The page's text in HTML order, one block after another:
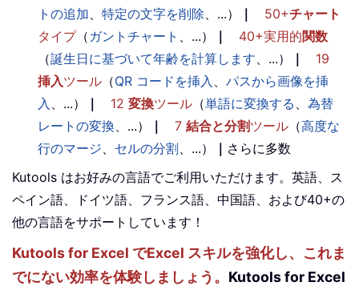
トの追加
特定の文字を削除 、...） ｜ 50+チャート
タイプ（ ガントチャート 、...） ｜ 40+実用的関数
（誕生日に基づいて年齢を計算します 、...） ｜
19
挿入ツール （QR コードを挿入
パスから画像を挿
入
、...） ｜ 12 変換ツール （単語に変換する
為替
レートの変換 、...） ｜ 7 結合と分割ツール （高度な
行のマージ
セルの分割 、...） ｜ さらに多数
Kutools はお好みの言語でご利用いただけます。英語、ス
ペイン語、ドイツ語、フランス語、中国語、および40+の
他の言語をサポートしています！
Kutools for Excel でExcel スキルを強化し、これま
でにない効率を体験しましょう。 Kutools for Excel